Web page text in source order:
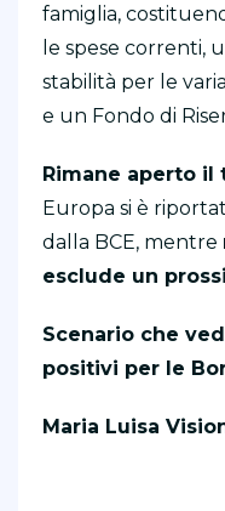
famiglia,
le spese correnti,
stabilità per le
e un Fondo di
Rimane aperto il
Europa si è
dalla BCE, mentre
esclude un
Scenario che
positivi per le
Maria Luisa